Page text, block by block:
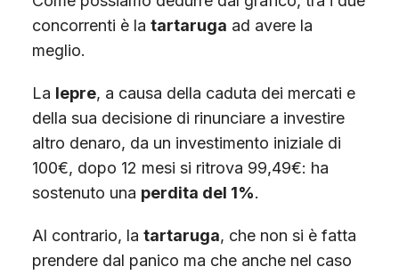
concorrenti è la tartaruga ad avere la
meglio.
La lepre, a causa della caduta dei mercati e
della sua decisione di rinunciare a investire
altro denaro, da un investimento iniziale di
100€, dopo 12 mesi si ritrova 99,49€: ha
sostenuto una perdita del 1%.
Al contrario, la tartaruga, che non si è fatta
prendere dal panico ma che anche nel caso